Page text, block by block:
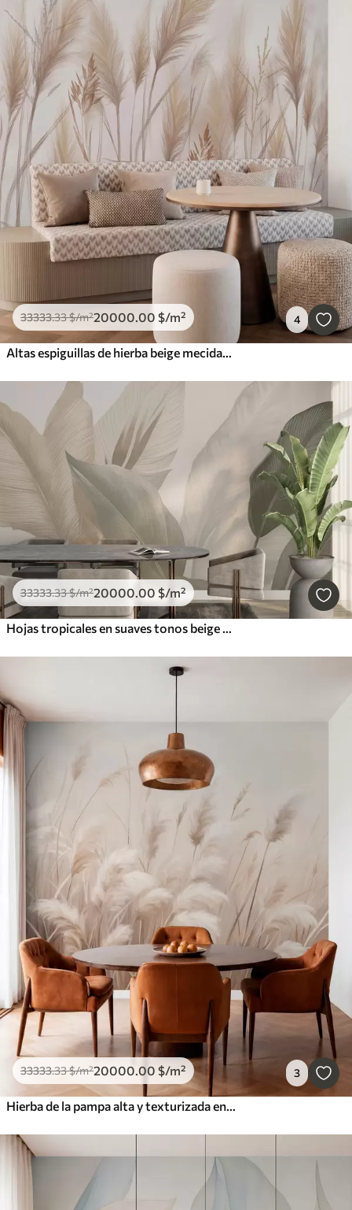
33333.33$/m²20000.00 $/m² 4
Altas espiguillas de hierba beige mecidas por el viento sobre un fondo suave y claro
33333.33$/m²20000.00 $/m²
Hojas tropicales en suaves tonos beige y verde, con efecto acuarela y suaves transiciones de color
33333.33$/m²20000.00 $/m² 3
Hierba de la pampa alta y texturizada en tonos suaves, cálidos y neutros, con un fondo difuminado y claro.